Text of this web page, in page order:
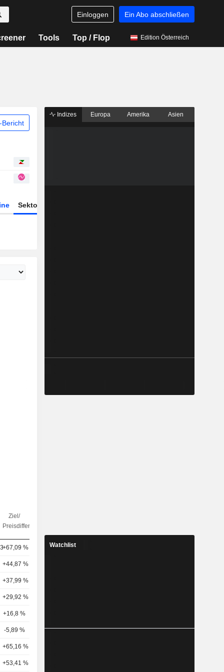
Einloggen Ein Abo abschließen
Tools Top / Flop Edition Österreich
Bericht
Sektor
Ziel/
Preisdifferenz
+67,09 %
+44,87 %
+37,99 %
+29,92 %
+16,8 %
-5,89 % 8
+65,16 %
+53,41 %
Indizes Europa Amerika Asien
Watchlist